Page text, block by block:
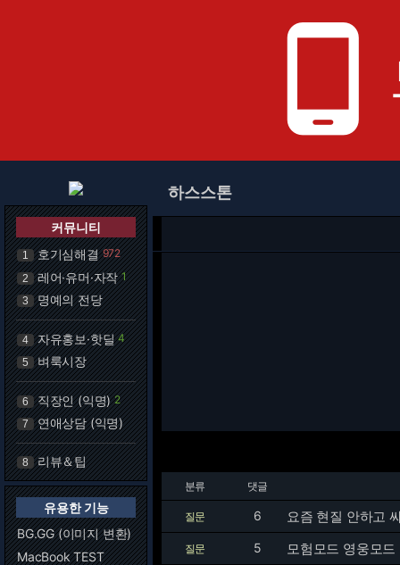
phone_android
커뮤니티
1 호기심해결 972
2 레어·유머·자작 1
3 명예의 전당
4 자유홍보·핫딜 4
5 벼룩시장
6 직장인 (익명) 2
7 연애상담 (익명)
8 리뷰＆팁
유용한 기능
BG.GG (이미지 변환)
MacBook TEST
하스스톤
분류 댓글
질문 6 요즘 현질 안하고
질문 5 모험모드 영웅모